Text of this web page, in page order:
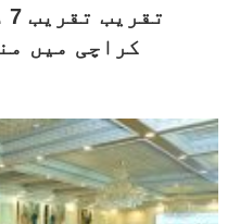
کراچی میں